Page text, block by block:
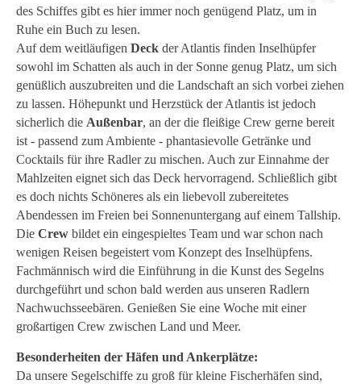
des Schiffes gibt es hier immer noch genügend Platz, um in
Ruhe ein Buch zu lesen.
Auf dem weitläufigen Deck der Atlantis finden Inselhüpfer
sowohl im Schatten als auch in der Sonne genug Platz, um sich
genüßlich auszubreiten und die Landschaft an sich vorbei ziehen
zu lassen. Höhepunkt und Herzstück der Atlantis ist jedoch
sicherlich die Außenbar, an der die fleißige Crew gerne bereit
ist - passend zum Ambiente - phantasievolle Getränke und
Cocktails für ihre Radler zu mischen. Auch zur Einnahme der
Mahlzeiten eignet sich das Deck hervorragend. Schließlich gibt
es doch nichts Schöneres als ein liebevoll zubereitetes
Abendessen im Freien bei Sonnenuntergang auf einem Tallship.
Die Crew bildet ein eingespieltes Team und war schon nach
wenigen Reisen begeistert vom Konzept des Inselhüpfens.
Fachmännisch wird die Einführung in die Kunst des Segelns
durchgeführt und schon bald werden aus unseren Radlern
Nachwuchsseebären. Genießen Sie eine Woche mit einer
großartigen Crew zwischen Land und Meer.
Besonderheiten der Häfen und Ankerplätze:
Da unsere Segelschiffe zu groß für kleine Fischerhäfen sind,